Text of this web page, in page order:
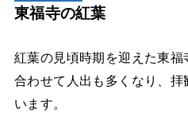
東福寺の紅葉
紅葉の見頃時期を迎えた東福
合わせて人出も多くなり、
います。